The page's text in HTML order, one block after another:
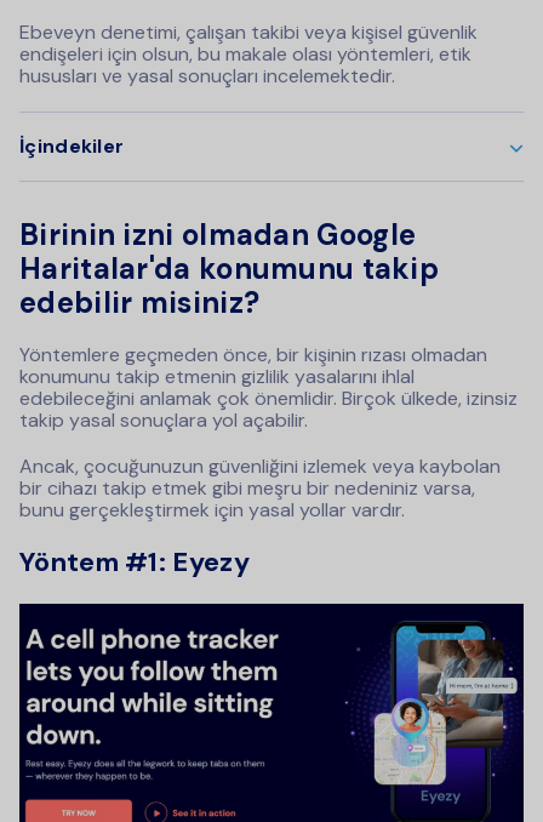
Ebeveyn denetimi, çalışan takibi veya kişisel güvenlik
endişeleri için olsun, bu makale olası yöntemleri, etik
hususları ve yasal sonuçları incelemektedir.
İçindekiler
Birinin izni olmadan Google
Haritalar'da konumunu takip
edebilir misiniz?
Yöntemlere geçmeden önce, bir kişinin rızası olmadan
konumunu takip etmenin gizlilik yasalarını ihlal
edebileceğini anlamak çok önemlidir. Birçok ülkede, izinsiz
takip yasal sonuçlara yol açabilir.
Ancak, çocuğunuzun güvenliğini izlemek veya kaybolan
bir cihazı takip etmek gibi meşru bir nedeniniz varsa,
bunu gerçekleştirmek için yasal yollar vardır.
Yöntem #1: Eyezy